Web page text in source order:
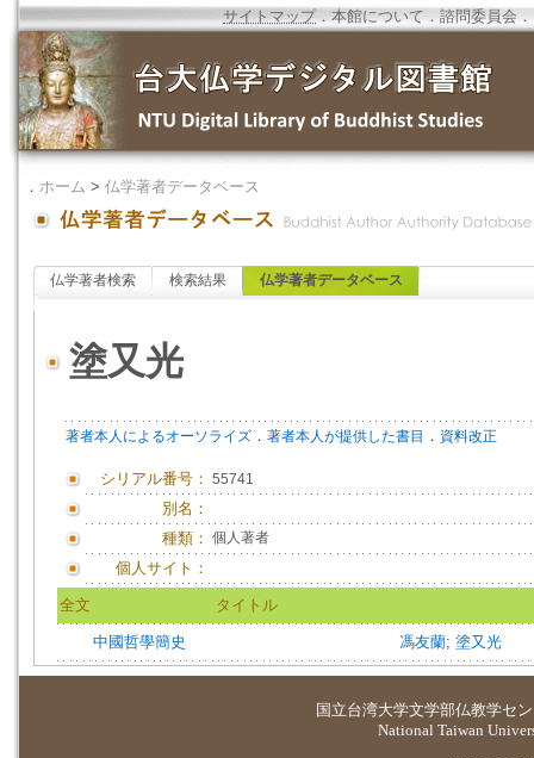
サイトマップ．本館について ．諮問委員会 ．
． ホーム > 仏学著者データベース
仏学著者検索 検索結果 仏学著者データベース
塗又光
著者本人によるオーソライズ ． 著者本人が提供した書目 ． 資料改正
シリアル番号： 55741
別名：
種類： 個人著者
個人サイト：
全文 タイトル
中國哲學簡史 馮友蘭; 塗又光
国立台湾大学文学部仏教学セ
National Taiwan